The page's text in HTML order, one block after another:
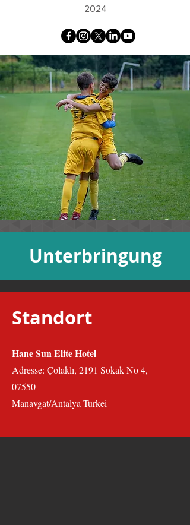
2024
Unterbringung
Standort
Hane Sun Elite Hotel
Adresse: Çolaklı, 2191 Sokak No 4,
07550
Manavgat/Antalya Turkei